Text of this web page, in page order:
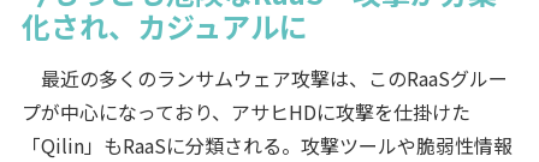
化され、カジュアルに
最近の多くのランサムウェア攻撃は、このRaaSグルー
プが中心になっており、アサヒHDに攻撃を仕掛けた
「Qilin」もRaaSに分類される。攻撃ツールや脆弱性情報